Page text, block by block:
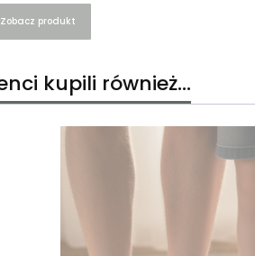
Zobacz produkt
kupili również...